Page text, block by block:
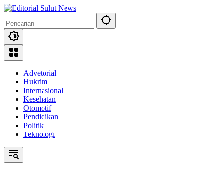
Langsung
konten
Advetorial
Hukrim
Internasional
Kesehatan
Otomotif
Pendidikan
Politik
Teknologi